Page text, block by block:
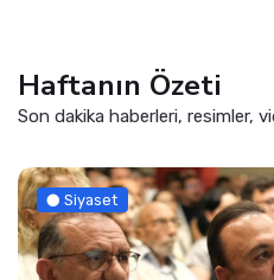
Haftanın Özeti
Son dakika haberleri, resimler,
Siyaset